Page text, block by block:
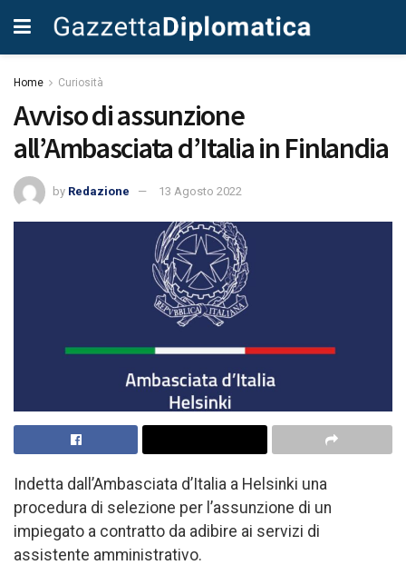
Home Curiosità
Avviso di assunzione
all’Ambasciata d’Italia in Finlandia
by Redazione 13 Agosto 2022
Indetta dall’Ambasciata d’Italia a Helsinki una
procedura di selezione per l’assunzione di un
impiegato a contratto da adibire ai servizi di
assistente amministrativo.